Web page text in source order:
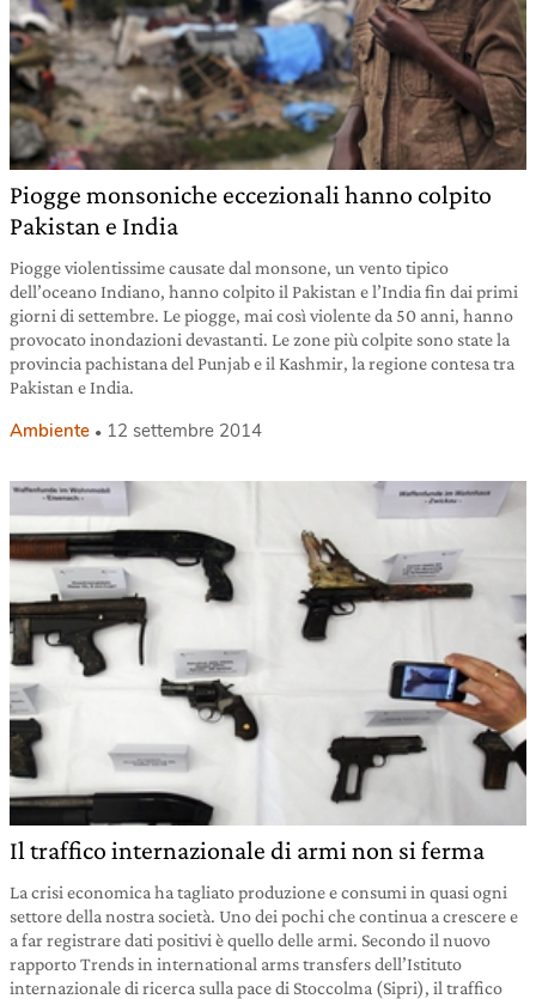
Piogge monsoniche eccezionali hanno colpito
Pakistan e India
Piogge violentissime causate dal monsone, un vento tipico
dell’oceano Indiano, hanno colpito il Pakistan e l’India fin dai primi
giorni di settembre. Le piogge, mai così violente da 50 anni, hanno
provocato inondazioni devastanti. Le zone più colpite sono state la
provincia pachistana del Punjab e il Kashmir, la regione contesa tra
Pakistan e India.
Ambiente 12 settembre 2014
Il traffico internazionale di armi non si ferma
La crisi economica ha tagliato produzione e consumi in quasi ogni
settore della nostra società. Uno dei pochi che continua a crescere e
a far registrare dati positivi è quello delle armi. Secondo il nuovo
rapporto Trends in international arms transfers dell’Istituto
internazionale di ricerca sulla pace di Stoccolma (Sipri), il traffico